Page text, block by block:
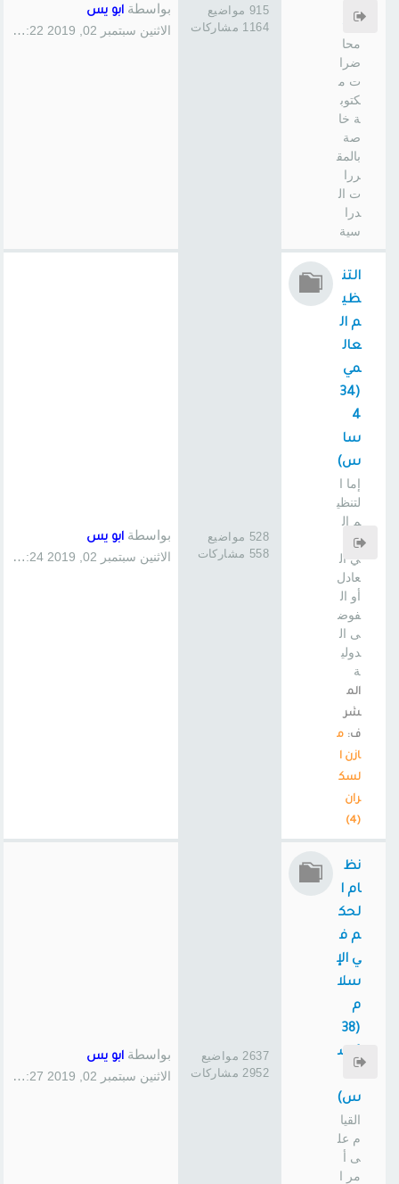
س
محا
ضرا
ت م
كتوب
ة خا
صة
بالمق
ررا
ت ال
درا
سية
915 مواضيع
1164 مشاركات
بواسطة ابو يس
الاثنين سبتمبر 02, 2019 1:22 pm
التن
ظي
م ال
عال
مي
(34
4
سا
س)
إما ا
لتنظي
م ال
دول
ي ال
عادل
أو ال
فوض
ى ال
دولي
ة
الم
شر
ف: م
ازن ا
لسك
ران
(4)
528 مواضيع
558 مشاركات
بواسطة ابو يس
الاثنين سبتمبر 02, 2019 1:24 pm
نظ
ام ا
لحك
م ف
ي الإ
سلا
م
(38
1 س
س)
القيا
م عل
ى أ
مر ا
2637 مواضيع
2952 مشاركات
بواسطة ابو يس
الاثنين سبتمبر 02, 2019 1:27 pm